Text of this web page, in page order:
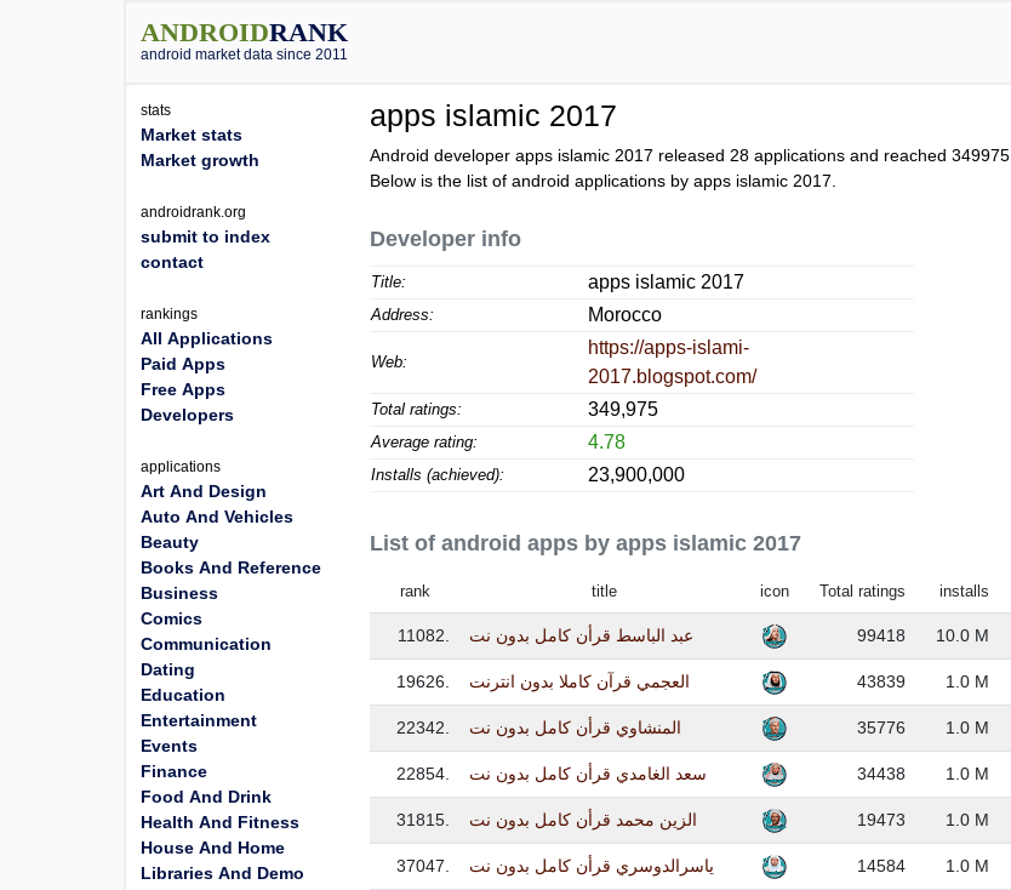
ANDROIDRANK
android market data since 2011
apps islamic 2017
Android developer apps islamic 2017 released 28 applications and reached349975
Below is the list of android applications by apps islamic 2017.
Developer info
Title: apps islamic 2017
Address: Morocco
Web:
https://apps-islami-
2017.blogspot.com/
Total ratings: 349,975
Average rating: 4.78
Installs (achieved): 23,900,000
List of android apps by apps islamic 2017
rank title icon Total ratings installs
11082. عبد الباسط قرأن كامل بدون نت 99418 10.0 M
19626. العجمي قرآن كاملا بدون انترنت 43839 1.0 M
22342. المنشاوي قرأن كامل بدون نت 35776 1.0 M
22854. سعد الغامدي قرأن كامل بدون نت 34438 1.0 M
31815. الزين محمد قرأن كامل بدون نت 19473 1.0 M
37047. ياسرالدوسري قرأن كامل بدون نت 14584 1.0 M
stats
Market stats
Market growth
androidrank.org
submit to index
contact
rankings
All Applications
Paid Apps
Free Apps
Developers
applications
Art And Design
Auto And Vehicles
Beauty
Books And Reference
Business
Comics
Communication
Dating
Education
Entertainment
Events
Finance
Food And Drink
Health And Fitness
House And Home
Libraries And Demo